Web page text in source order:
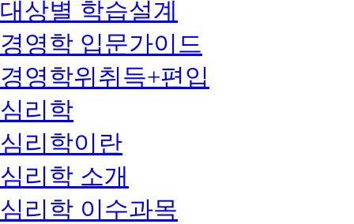
대상별 학습설계
경영학 입문가이드
경영학위취득+편입
심리학
심리학이란
심리학 소개
심리학 이수과목